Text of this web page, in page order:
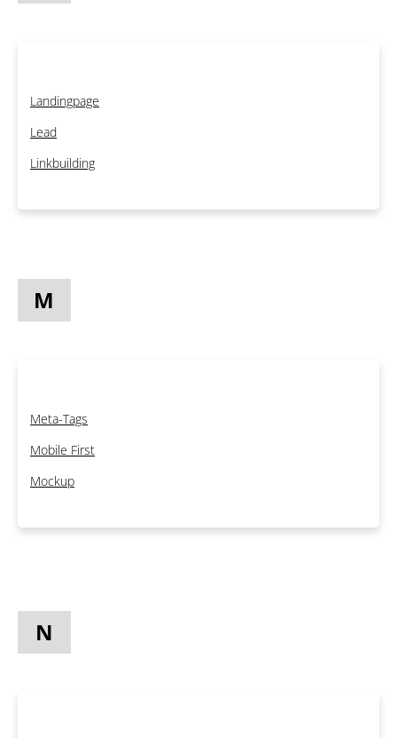
Landingpage
Lead
Linkbuilding
M
Meta-Tags
Mobile First
Mockup
N